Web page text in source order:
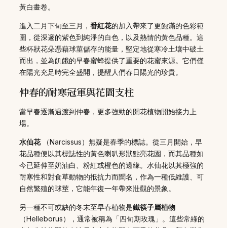
黃白畫卷。
進入二月下旬至三月， 番紅花的加入帶來了更飽滿的色彩範
圍，從深邃的紫色到純淨的白色，以及熱情的黃色品種。這
些杯狀花朵憑藉球莖儲存的能量，堅定地從寒冷土壤中破土
而出，並為飢餓的早春蜜蜂提供了重要的花蜜來源。它們僅
在陽光充足時完全盛開，提醒人們春日陽光的珍貴。
仲春的耐寒冠軍與花園支柱
當早春逐漸過渡到仲春，更多強勁的開花植物開始接力上
場。
水仙花（Narcissus）無疑是春季的標誌。從三月開始，早
花品種便以其標誌性的黃色喇叭形狀點亮花園，而其品種如
今已延伸至奶油白、粉紅或橙色的邊緣。水仙花以其極強的
耐寒性和對食草動物的抵抗力而聞名，作為一種低維護、可
自然繁殖的球莖，它能年復一年帶來壯觀的景象。
另一種不可或缺的冬末至早春植物是鐵筷子屬植物
（Helleborus），通常被稱為「四旬期玫瑰」。這些常綠的